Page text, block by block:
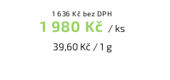
1 636 Kč bez DPH
1 980 Kč / ks
39,60 Kč / 1 g